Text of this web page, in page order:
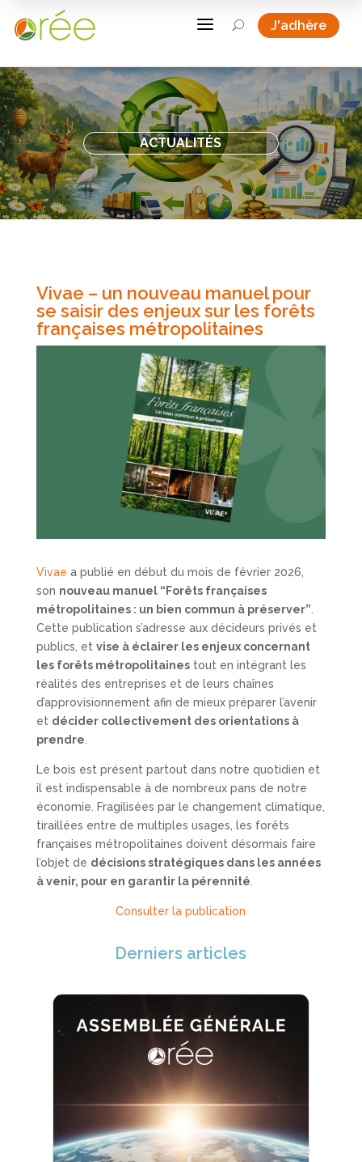
a U J'adhère
ACTUALITÉS
Vivae – un nouveau manuel pour
se saisir des enjeux sur les forêts
françaises métropolitaines
Vivae a publié en début du mois de février 2026,
son nouveau manuel “Forêts françaises
métropolitaines : un bien commun à préserver”
Cette publication s’adresse aux décideurs privés et
publics, et vise à éclairer les enjeux concernant
les forêts métropolitainestout en intégrant les
réalités des entreprises et de leurs chaînes
d’approvisionnement afin de mieux préparer l’avenir
et décider collectivement des orientations à
prendre
Le bois est présent partout dans notre quotidien et
il est indispensable à de nombreux pans de notre
économie. Fragilisées par le changement climatique,
tiraillées entre de multiples usages, les forêts
françaises métropolitaines doivent désormais faire
l’objet de décisions stratégiques dans les années
à venir, pour en garantir la pérennité
Consulter la publication
Derniers articles